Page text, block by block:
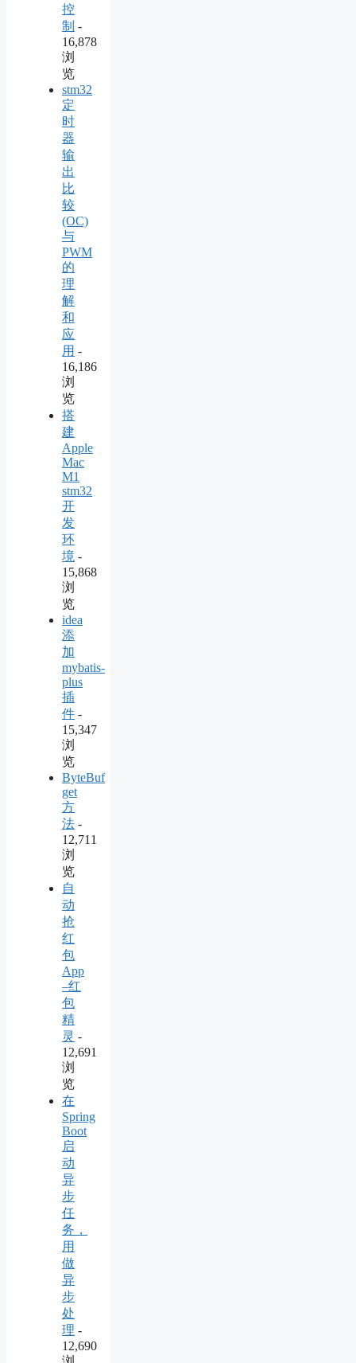
控
制 -
16,878
浏
览
stm32
定
时
器
输
出
比
较
(OC)
与
PWM
的
理
解
和
应
用 -
16,186
浏
览
搭
建
Apple
Mac
M1
stm32
开
发
环
境 -
15,868
浏
览
idea
添
加
mybatis-
plus
插
件 -
15,347
浏
览
ByteBuf
get
方
法 -
12,711
浏
览
自
动
抢
红
包
App
–红
包
精
灵 -
12,691
浏
览
在
Spring
Boot
启
动
异
步
任
务，
用
做
异
步
处
理 -
12,690